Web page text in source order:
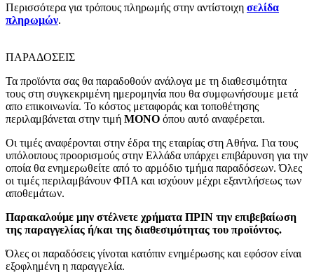
Περισσότερα για τρόπους πληρωμής στην αντίστοιχη σελίδα
πληρωμών.
ΠΑΡΑΔΟΣΕΙΣ
Τα προϊόντα σας θα παραδοθούν ανάλογα με τη διαθεσιμότητα
τους στη συγκεκριμένη ημερομηνία που θα συμφωνήσουμε μετά
απο επικοινωνία. Το κόστος μεταφοράς και τοποθέτησης
περιλαμβάνεται στην τιμή MONO όπου αυτό αναφέρεται.
Οι τιμές αναφέρονται στην έδρα της εταιρίας στη Αθήνα. Για τους
υπόλοιπους προορισμούς στην Ελλάδα υπάρχει επιβάρυνση για την
οποία θα ενημερωθείτε από το αρμόδιο τμήμα παραδόσεων. Όλες
οι τιμές περιλαμβάνουν ΦΠΑ και ισχύουν μέχρι εξαντλήσεως των
αποθεμάτων.
Παρακαλούμε μην στέλνετε χρήματα ΠΡΙΝ την επιβεβαίωση
της παραγγελίας ή/και της διαθεσιμότητας του προϊόντος.
Όλες οι παραδόσεις γίνοται κατόπιν ενημέρωσης και εφόσον είναι
εξοφλημένη η παραγγελία.